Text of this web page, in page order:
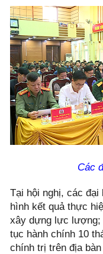
Các
Tại hội nghị, các
hình kết quả thực
xây dựng lực lượng;
tục hành chính 10
chính trị trên địa